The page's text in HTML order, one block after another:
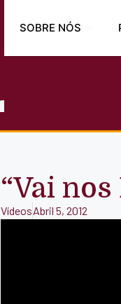
SOBRE NÓS
“Vai
VídeosAbril 5, 2012